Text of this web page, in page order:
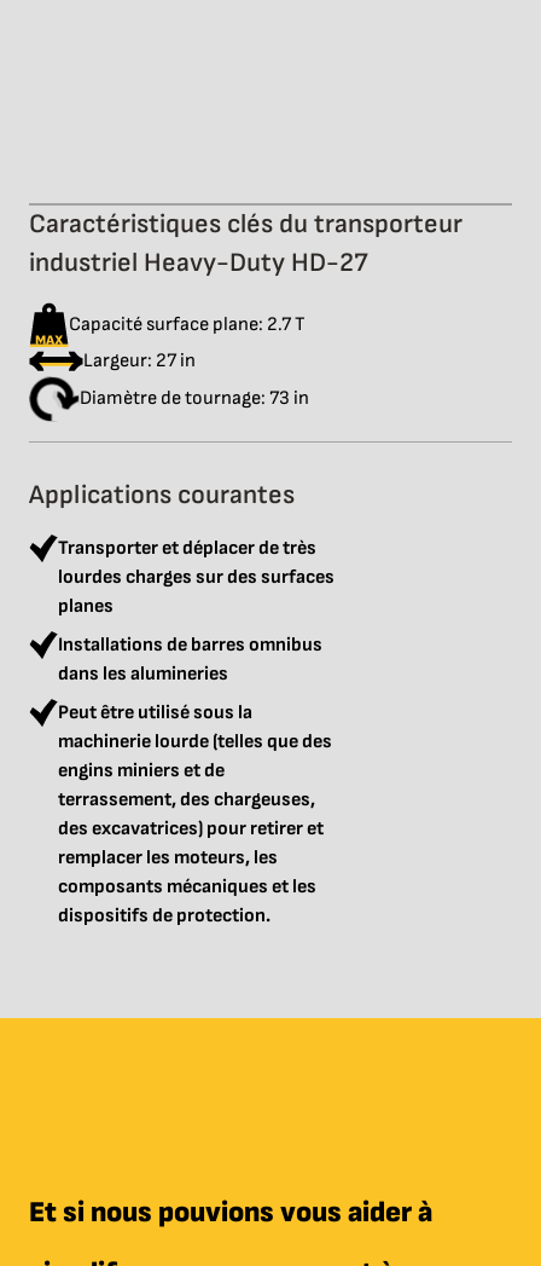
Caractéristiques clés du transporteur
industriel Heavy-Duty HD-27
Capacité surface plane: 2.7 T
Largeur: 27 in
Diamètre de tournage: 73 in
Applications courantes
Transporter et déplacer de très
lourdes charges sur des surfaces
planes
Installations de barres omnibus
dans les alumineries
Peut être utilisé sous la
machinerie lourde (telles que des
engins miniers et de
terrassement, des chargeuses,
des excavatrices) pour retirer et
remplacer les moteurs, les
composants mécaniques et les
dispositifs de protection.
Et si nous pouvions vous aider à